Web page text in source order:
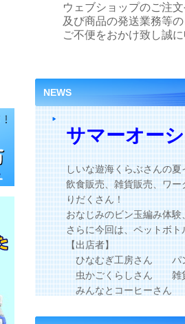
ウェブショップのご注
及び商品の発送業務等
ご不便をおかけ致し誠
NEWS
サマーオー
しいな遊海くらぶさんの
飲食販売、雑貨販売、ワ
りだくさん！
おなじみのビン玉編み体
さらに今回は、ペットボ
【出店者】
ひなむぎ工房さん パ
虫かごくらしさん 雑
みんなとコーヒーさん